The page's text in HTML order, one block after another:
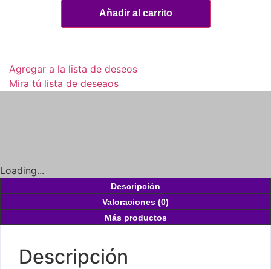
Añadir al carrito
Agregar a la lista de deseos
Mira tú lista de deseaos
Loading...
Descripción
Valoraciones (0)
Más productos
Descripción